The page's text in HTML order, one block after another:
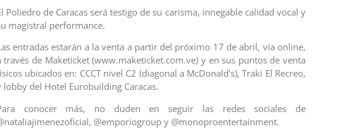
Poliedro de Caracas será testigo de su carisma, innegable calidad vocal y
magistral performance.
entradas estarán a la venta a partir del próximo 17 de abril, vía online,
través de Maketicket (www.maketicket.com.ve) y en sus puntos de venta
ubicados en: CCCT nivel C2 (diagonal a McDonald’s), Traki El Recreo,
lobby del Hotel Eurobuilding Caracas.
conocer más, no duden en seguir las redes sociales de
@emporiogroup y @monoproentertainment.